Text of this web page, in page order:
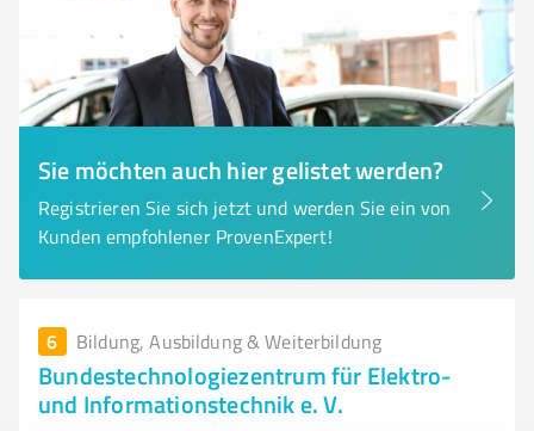
Sie möchten auch hier gelistet werden?
Registrieren Sie sich jetzt und werden Sie ein von
Kunden empfohlener ProvenExpert!
6 Bildung, Ausbildung & Weiterbildung
Bundestechnologiezentrum für Elektro-
und Informationstechnik e. V.